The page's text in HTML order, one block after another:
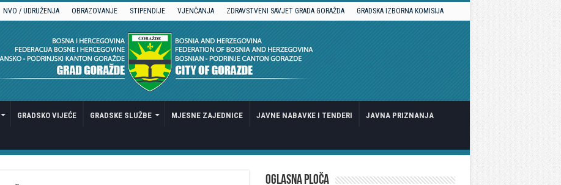
NVO / UDRUŽENJA OBRAZOVANJE STIPENDIJE VJENČANJA ZDRAVSTVENI SAVJET GRADA GORAŽDA GRADSKA IZBORNA KOMISIJA
GRADSKO VIJEĆE GRADSKE SLUŽBE MJESNE ZAJEDNICE JAVNE NABAVKE I TENDERI JAVNA PRIZNANJA
OGLASNA PLOČA